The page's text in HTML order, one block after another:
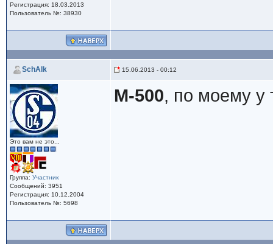
Регистрация: 18.03.2013
Пользователь №: 38930
SchAlk 15.06.2013 - 00:12
Это вам не это...
Группа: Участник
Сообщений: 3951
Регистрация: 10.12.2004
Пользователь №: 5698
M-500, по моему у